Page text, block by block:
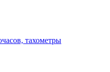
тахометры